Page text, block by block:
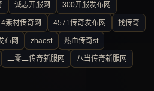
诚志开服网 300开服发布网
素材传奇网 4571传奇发布网 找传奇
布网 zhaosf 热血传奇sf
二零二传奇新服网 八当传奇新服网